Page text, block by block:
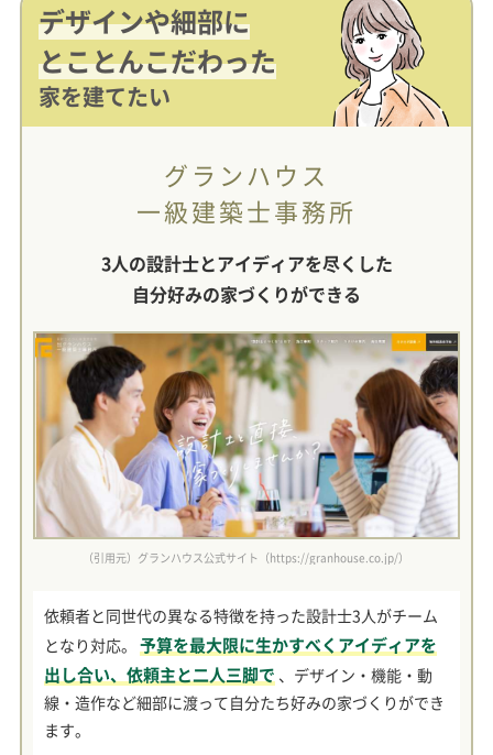
デザインや細部に
とことんこだわった
家を建てたい
グランハウス
一級建築士事務所
3人の設計士とアイディアを尽くした
自分好みの家づくりができる
（引用元）グランハウス公式サイト（https://granhouse.co.jp/）
依頼者と同世代の異なる特徴を持った設計士3人がチーム
となり対応。 予算を最大限に生かすべくアイディアを
出し合い、依頼主と二人三脚で 、デザイン・機能・動
線・造作など細部に渡って自分たち好みの家づくりができ
ます。